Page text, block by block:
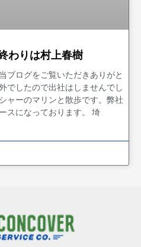
わりは村上春樹
ブログをご覧いただきありがと
でしたので出社はしませんでし
ャーのマリンと散歩です。弊社
スになっております。 埼